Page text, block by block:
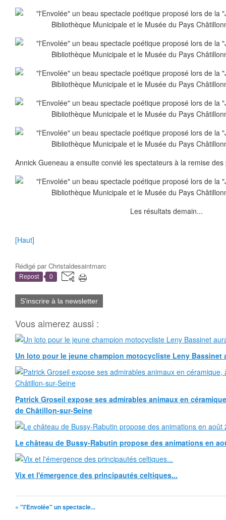
Annick Gueneau a ensuite convié les spectateurs à la remise
Les résultats demain...
[Haut]
Rédigé parChristaldesaintmarc
Repost 0
S'inscrire à la newsletter
Vous aimerez aussi :
Un loto pour le jeune champion motocycliste Leny Bassinet
Patrick Groseil expose ses admirables animaux en
de Châtillon-sur-Seine
Le château de Bussy-Rabutin propose des animations en
Vix et l'émergence des principautés celtiques...
« "l'Envolée" un spectacle...